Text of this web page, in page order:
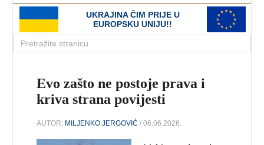
UKRAJINA ČIM PRIJE U
EUROPSKU UNIJU!!
Evo zašto ne postoje prava i
kriva strana povijesti
AUTOR: MILJENKO JERGOVIĆ / 06.06.2026.